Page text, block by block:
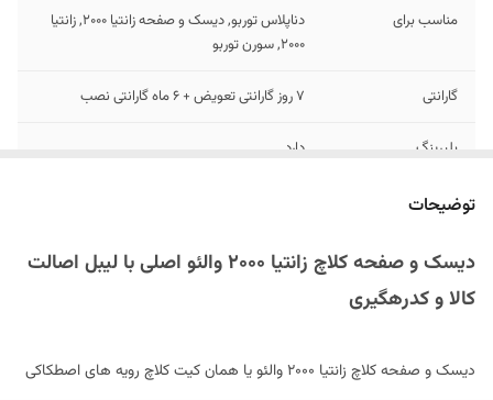
مناسب برای
دناپلاس توربو, دیسک و صفحه زانتیا 2000, زانتیا
2000, سورن توربو
گارانتی 7 روز گارانتی تعویض + 6 ماه گارانتی نصب
بلبرینگ دارد
توضیحات
توضیحات
دیسک و صفحه کلاچ زانتیا 2000 والئو اصلی با لیبل اصالت
کالا و کدرهگیری
دیسک و صفحه کلاچ زانتیا 2000 والئو یا همان کیت کلاچ رویه های اصطکاکی